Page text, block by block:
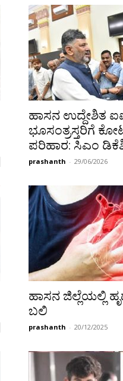
ಹಾಸನ ಉದ್ದೇಶಿತ
ಭೂಸಂತ್ರಸ್ತರಿಗೆ
ಪರಿಹಾರ: ಸಿಎಂ
prashanth - 29/06/2026
ಹಾಸನ ಜಿಲ್ಲೆಯಲ್ಲಿ
ಬಲಿ
prashanth - 20/12/2025